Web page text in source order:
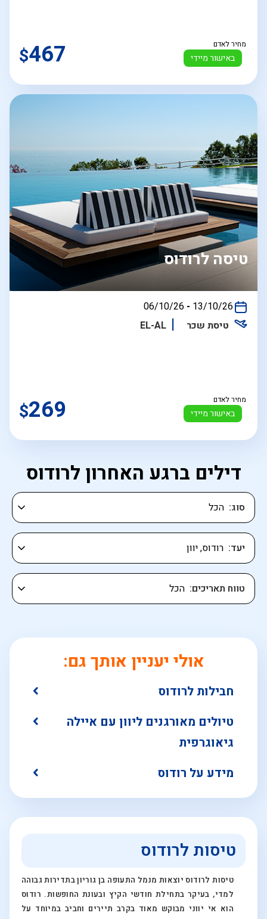
באישור מיידי
מחיר לאדם $467
טיסה לרודוס
בין
06/10/26 - 13/10/26
טיסת שכר
EL-AL
באישור מיידי
מחיר לאדם $269
דילים ברגע האחרון לרודוס
יעד
סוג
טווח תאריכים
אולי יעניין אותך גם:
חבילות לרודוס
טיולים מאורגנים ליוון עם איילה
גיאוגרפית
מידע על רודוס
טיסות לרודוס
טיסות לרודוס יוצאות מנמל התעופה בן גוריון בתדירות גבוהה
למדי, בעיקר בתחילת חודשי הקיץ ובעונת החופשות. רודוס
הוא אי יווני מבוקש מאוד בקרב תיירים וחביב במיוחד על